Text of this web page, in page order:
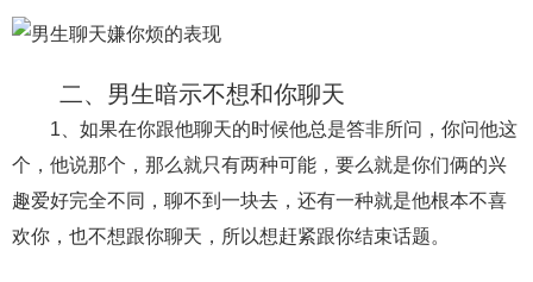
二、男生暗示不想和你聊天
1、如果在你跟他聊天的时候他总是答非所问，你问他这
个，他说那个，那么就只有两种可能，要么就是你们俩的兴
趣爱好完全不同，聊不到一块去，还有一种就是他根本不喜
欢你，也不想跟你聊天，所以想赶紧跟你结束话题。